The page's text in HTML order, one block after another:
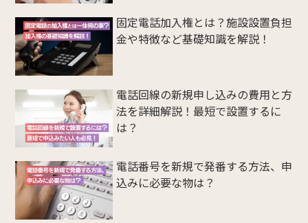
固定電話加入権とは？施設設置負担
金や特徴など基礎知識を解説！
電話回線の新規申し込みの費用と方
法を詳細解説！最短で設置するに
は？
電話番号を新規で発番する方法、申
込みに必要な物は？